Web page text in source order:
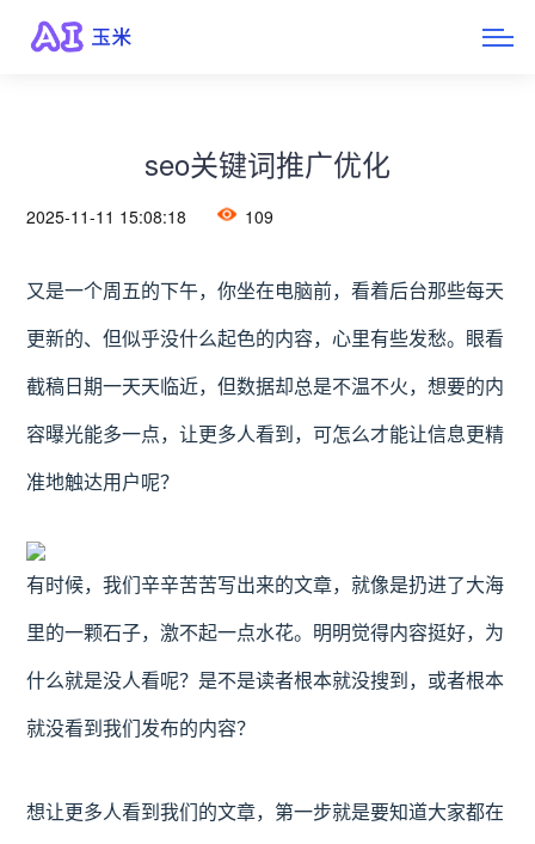
seo关键词推广优化
2025-11-11 15:08:18 109
又是一个周五的下午，你坐在电脑前，看着后台那些每天
更新的、但似乎没什么起色的内容，心里有些发愁。眼看
截稿日期一天天临近，但数据却总是不温不火，想要的内
容曝光能多一点，让更多人看到，可怎么才能让信息更精
准地触达用户呢？
有时候，我们辛辛苦苦写出来的文章，就像是扔进了大海
里的一颗石子，激不起一点水花。明明觉得内容挺好，为
什么就是没人看呢？是不是读者根本就没搜到，或者根本
就没看到我们发布的内容？
想让更多人看到我们的文章，第一步就是要知道大家都在